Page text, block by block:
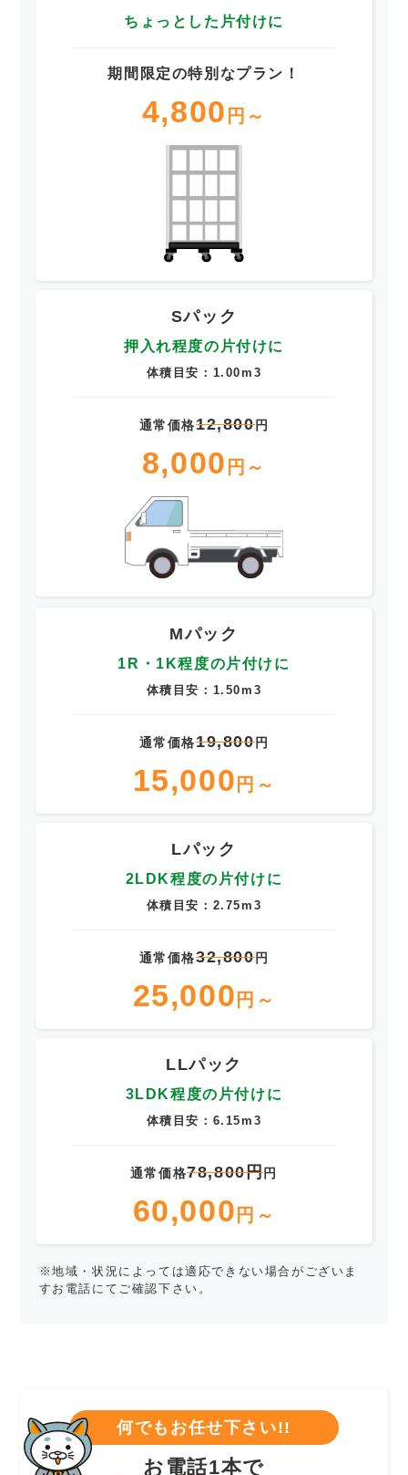
ちょっとした片付けに
期間限定の特別なプラン！
4,800 円～
Sパック
押入れ程度の片付けに
体積目安：1.00m3
通常価格12,800円
8,000 円～
Mパック
1R・1K程度の片付けに
体積目安：1.50m3
通常価格19,800円
15,000 円～
Lパック
2LDK程度の片付けに
体積目安：2.75m3
通常価格32,800円
25,000 円～
LLパック
3LDK程度の片付けに
体積目安：6.15m3
通常価格78,800円円
60,000 円～
※地域・状況によっては適応できない場合がございま
すお電話にてご確認下さい。
何でもお任せ下さい!!
お電話1本で